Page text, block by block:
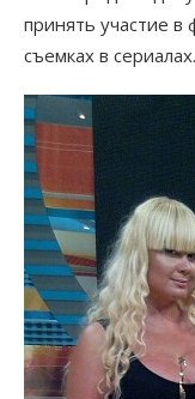
принять участие в
съемках в сериалах.